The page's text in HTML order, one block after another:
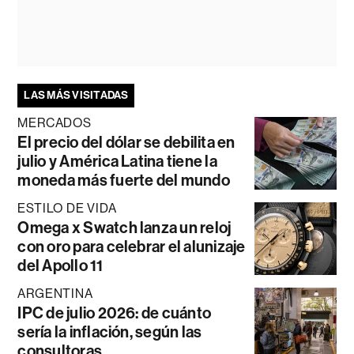
LAS MÁS VISITADAS
MERCADOS
El precio del dólar se debilita en
julio y América Latina tiene la
moneda más fuerte del mundo
ESTILO DE VIDA
Omega x Swatch lanza un reloj
con oro para celebrar el alunizaje
del Apollo 11
ARGENTINA
IPC de julio 2026: de cuánto
sería la inflación, según las